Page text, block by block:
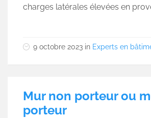
charges latérales élevées en
9 octobre 2023 in Experts en
Mur non porteur ou
porteur